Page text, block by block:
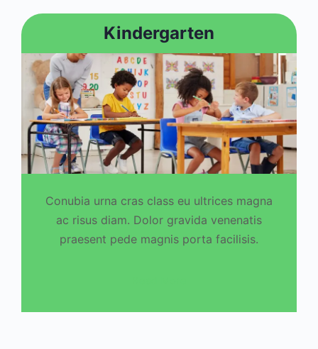
Kindergarten
Conubia urna cras class eu ultrices magna
ac risus diam. Dolor gravida venenatis
praesent pede magnis porta facilisis.